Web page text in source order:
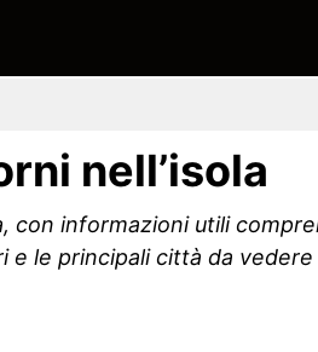
nell’isola
con informazioni utili
le principali città da vedere